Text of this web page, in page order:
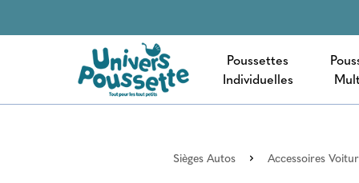
Poussettes
Individuelles
Sièges Autos Accessoires